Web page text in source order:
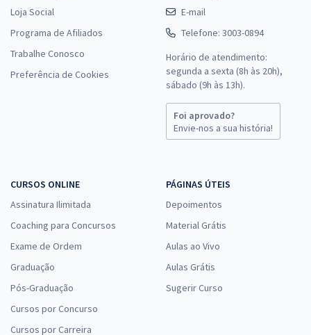
Loja Social
Programa de Afiliados
Trabalhe Conosco
Preferência de Cookies
E-mail
Telefone: 3003-0894
Horário de atendimento:
segunda a sexta (8h às 20h),
sábado (9h às 13h).
Foi aprovado?
Envie-nos a sua história!
CURSOS ONLINE
Assinatura Ilimitada
Coaching para Concursos
Exame de Ordem
Graduação
Pós-Graduação
Cursos por Concurso
Cursos por Carreira
PÁGINAS ÚTEIS
Depoimentos
Material Grátis
Aulas ao Vivo
Aulas Grátis
Sugerir Curso